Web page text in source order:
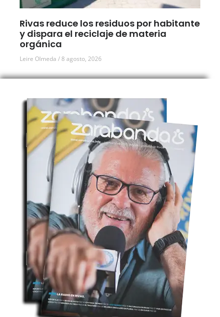
Rivas reduce los residuos por habitante
y dispara el reciclaje de materia
orgánica
Leire Olmeda 8 agosto, 2026